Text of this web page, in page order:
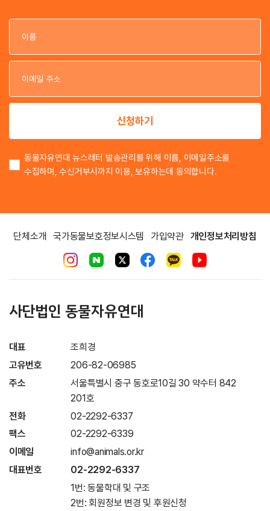
이
이
신청하기
동물자유연대 뉴스레터 발송관리를 위해 이름, 이메일주소를
수집하며, 수신거부시까지 이용, 보유하는데 동의합니다.
단체소개 국가동물보호정보시스템 가입약관 개인정보처리방침
사단법인 동물자유연대
대표
조희경
고유번호
206-82-06985
주소
서울특별시 중구 동호로10길 30 약수터 842
201호
전화
02-2292-6337
팩스
02-2292-6339
이메일
info@animals.or.kr
대표번호
02-2292-6337
1번: 동물학대 및 구조
2번: 회원정보 변경 및 후원신청